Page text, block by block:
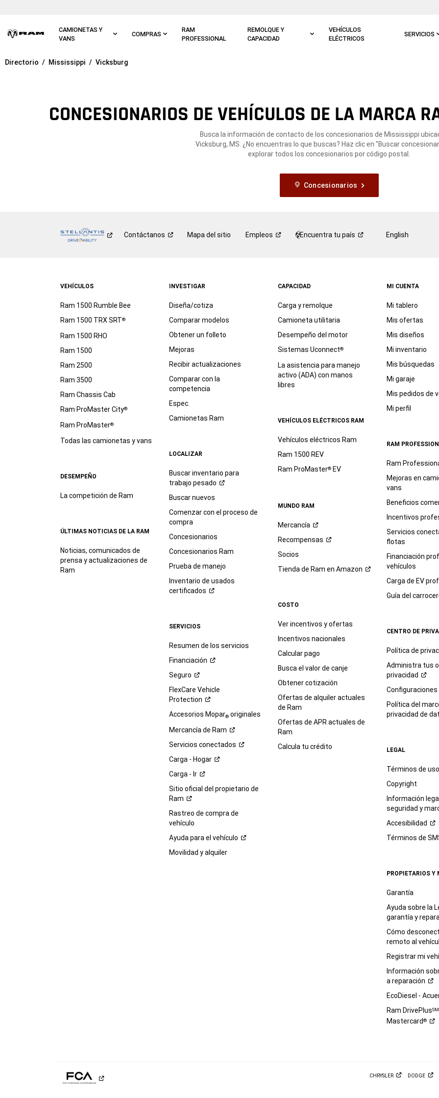
CAMIONETAS Y
VANS
COMPRAS
RAM
PROFESSIONAL
REMOLQUE Y
CAPACIDAD
VEHÍCULOS
ELÉCTRICOS
SERVICIOS
Ir a
Directorio Mississippi Vicksburg
CONCESIONARIOS DE VEHÍCULOS DE LA MARCA
Busca la información de contacto de los concesionarios de Mississippi
Vicksburg, MS. ¿No encuentras lo que buscas? Haz clic en "Buscar
explorar todos los concesionarios por código postal.
Concesionarios
Contáctanos Mapa del sitio Empleos Encuentra tu país English
VEHÍCULOS
Ram 1500 Rumble Bee
Ram 1500 TRX SRT®
Ram 1500 RHO
Ram 1500
Ram 2500
Ram 3500
Ram Chassis Cab
Ram ProMaster City®
Ram ProMaster®
Todas las camionetas y vans
DESEMPEÑO
La competición de Ram
ÚLTIMAS NOTICIAS DE LA RAM
Noticias, comunicados de
prensa y actualizaciones de
Ram
INVESTIGAR
Diseña/cotiza
Comparar modelos
Obtener un folleto
Mejoras
Recibir actualizaciones
Comparar con la
competencia
Espec.
Camionetas Ram
LOCALIZAR
Buscar inventario para
trabajo pesado
Buscar nuevos
Comenzar con el proceso de
compra
Concesionarios
Concesionarios Ram
Prueba de manejo
Inventario de usados
certificados
SERVICIOS
Resumen de los servicios
Financiación
Seguro
FlexCare Vehicle
Protection
Accesorios Mopar®originales
Mercancía de Ram
Servicios conectados
Carga - Hogar
Carga - Ir
Sitio oficial del propietario de
Ram
Rastreo de compra de
vehículo
Ayuda para el vehículo
Movilidad y alquiler
CAPACIDAD
Carga y remolque
Camioneta utilitaria
Desempeño del motor
Sistemas Uconnect®
La asistencia para manejo
activo (ADA) con manos
libres
VEHÍCULOS ELÉCTRICOS RAM
Vehículos eléctricos Ram
Ram 1500 REV
Ram ProMaster®EV
MUNDO RAM
Mercancía
Recompensas
Socios
Tienda de Ram en Amazon
COSTO
Ver incentivos y ofertas
Incentivos nacionales
Calcular pago
Busca el valor de canje
Obtener cotización
Ofertas de alquiler actuales
de Ram
Ofertas de APR actuales de
Ram
Calcula tu crédito
MI CUENTA
Mi tablero
Mis ofertas
Mis diseños
Mi inventario
Mis búsquedas
Mi garaje
Mis pedidos de
Mi perfil
RAM
Ram
Mejoras en
vans
Beneficios
Incentivos
Servicios
flotas
Financiación
vehículos
Carga de EV
Guía del
CENTRO DE
Política de
Administra tus
privacidad
Configuraciones
Política del
privacidad de
LEGAL
Términos de uso
Copyright
Información
seguridad y
Accesibilidad
Términos de
PROPIETARIOS Y
Garantía
Ayuda sobre la
garantía y
Cómo
remoto al
Registrar mi
Información
areparación
EcoDiesel -
Ram DrivePlusSM
Mastercard®
CHRYSLER DODGE